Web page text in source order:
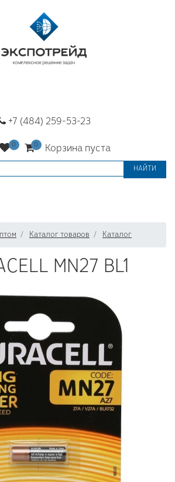
+7 (484) 259-53-23
Корзина пуста
НАЙТИ
Каталог товаров Каталог
MN27 BL1